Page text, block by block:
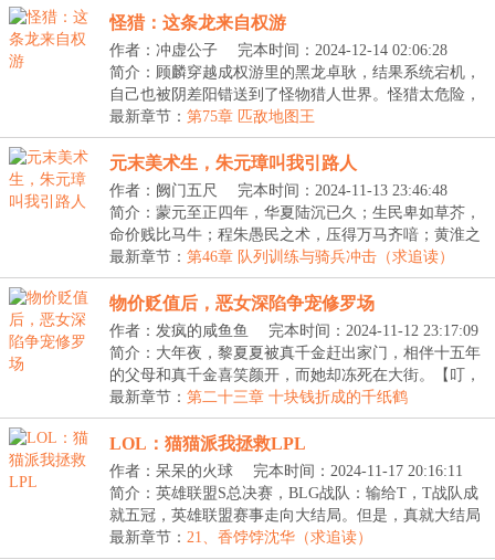
怪猎：这条龙来自权游
作者：冲虚公子
完本时间：2024-12-14 02:06:28
简介：顾麟穿越成权游里的黑龙卓耿，结果系统宕机，
自己也被阴差阳错送到了怪物猎人世界。怪猎太危险，
我...
最新章节： 第75章 匹敌地图王
元末美术生，朱元璋叫我引路人
作者：阙门五尺
完本时间：2024-11-13 23:46:48
简介：蒙元至正四年，华夏陆沉已久；生民卑如草芥，
命价贱比马牛；程朱愚民之术，压得万马齐喑；黄淮之
间...
最新章节： 第46章 队列训练与骑兵冲击（求追读）
物价贬值后，恶女深陷争宠修罗场
作者：发疯的咸鱼鱼
完本时间：2024-11-12 23:17:09
简介：大年夜，黎夏夏被真千金赶出家门，相伴十五年
的父母和真千金喜笑颜开，而她却冻死在大街。【叮，
恭...
最新章节： 第二十三章 十块钱折成的千纸鹤
LOL：猫猫派我拯救LPL
作者：呆呆的火球
完本时间：2024-11-17 20:16:11
简介：英雄联盟S总决赛，BLG战队：输给T，T战队成
就五冠，英雄联盟赛事走向大结局。但是，真就大结局
了吗...
最新章节： 21、香饽饽沈华（求追读）